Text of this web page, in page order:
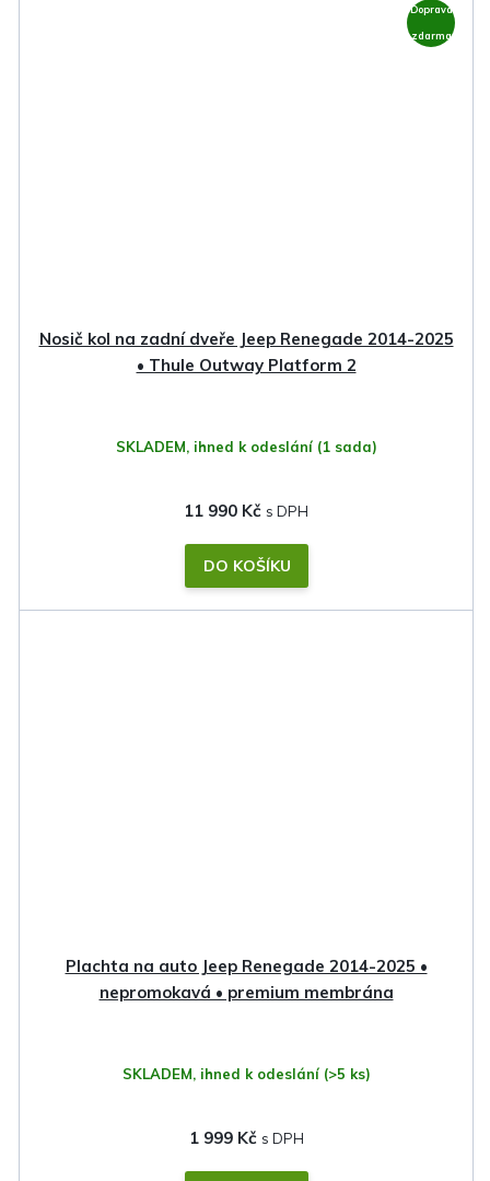
Doprava
zdarma
Nosič kol na zadní dveře Jeep Renegade 2014-2025
• Thule Outway Platform 2
SKLADEM, ihned k odeslání (1 sada)
11 990 Kč
DO KOŠÍKU
Plachta na auto Jeep Renegade 2014-2025 •
nepromokavá • premium membrána
SKLADEM, ihned k odeslání (>5 ks)
1 999 Kč